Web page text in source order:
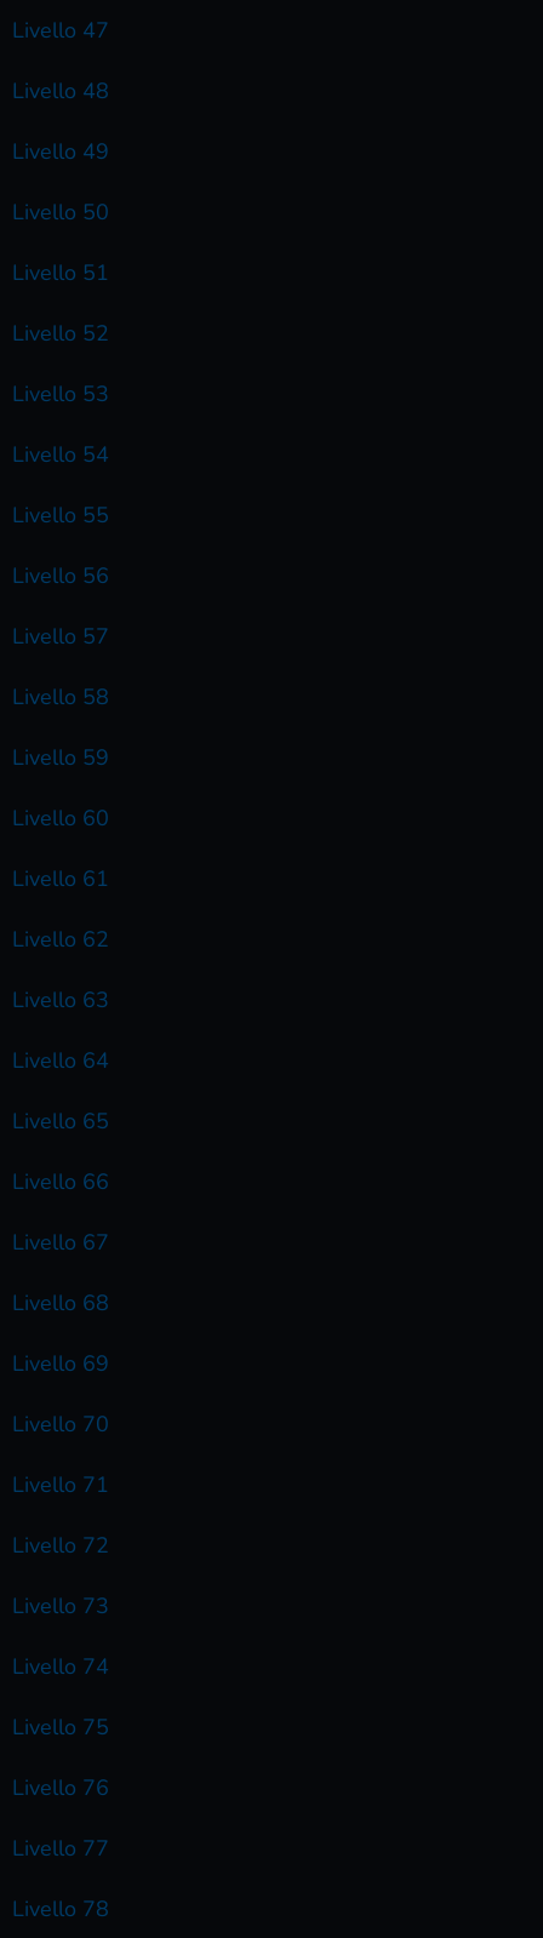
Livello 47
Livello 48
Livello 49
Livello 50
Livello 51
Livello 52
Livello 53
Livello 54
Livello 55
Livello 56
Livello 57
Livello 58
Livello 59
Livello 60
Livello 61
Livello 62
Livello 63
Livello 64
Livello 65
Livello 66
Livello 67
Livello 68
Livello 69
Livello 70
Livello 71
Livello 72
Livello 73
Livello 74
Livello 75
Livello 76
Livello 77
Livello 78